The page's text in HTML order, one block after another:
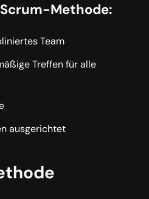
Methode:
Team
Treffen für alle
ausgerichtet